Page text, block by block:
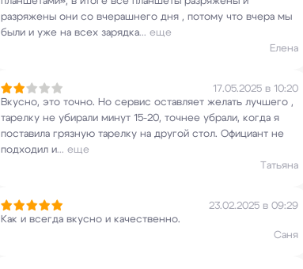
разряжены они со вчерашнего дня , потому что вчера мы
были и уже на всех зарядка... еще
Елена
17.05.2025 в 10:20
Вкусно, это точно. Но сервис оставляет желать лучшего ,
тарелку не убирали минут 15-20, точнее убрали, когда я
поставила грязную тарелку на другой стол. Официант не
подходил и... еще
Татьяна
23.02.2025 в 09:29
Как и всегда вкусно и качественно.
Саня